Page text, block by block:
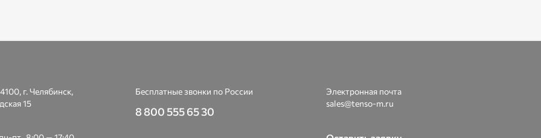
г. Челябинск,
15
Бесплатные звонки по России
8 800 555 65 30
Электронная почта
sales@tenso-m.ru